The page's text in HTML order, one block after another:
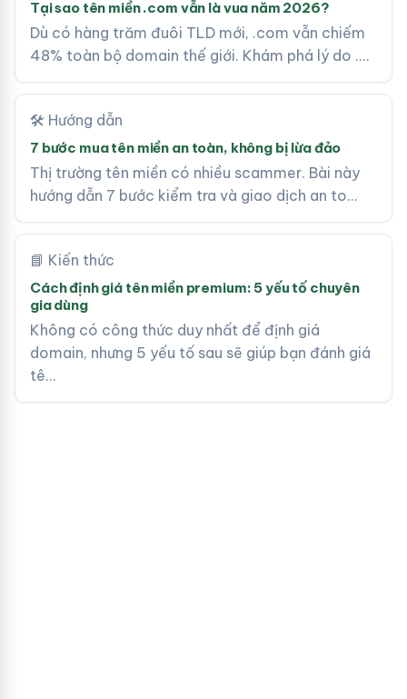
Tại sao tên miền .com vẫn là vua năm 2026?
Dù có hàng trăm đuôi TLD mới, .com vẫn chiếm
48% toàn bộ domain thế giới. Khám phá lý do .…
🛠 Hướng dẫn
7 bước mua tên miền an toàn, không bị lừa đảo
Thị trường tên miền có nhiều scammer. Bài này
hướng dẫn 7 bước kiểm tra và giao dịch an to…
📘 Kiến thức
Cách định giá tên miền premium: 5 yếu tố chuyên
gia dùng
Không có công thức duy nhất để định giá
domain, nhưng 5 yếu tố sau sẽ giúp bạn đánh giá
tê…